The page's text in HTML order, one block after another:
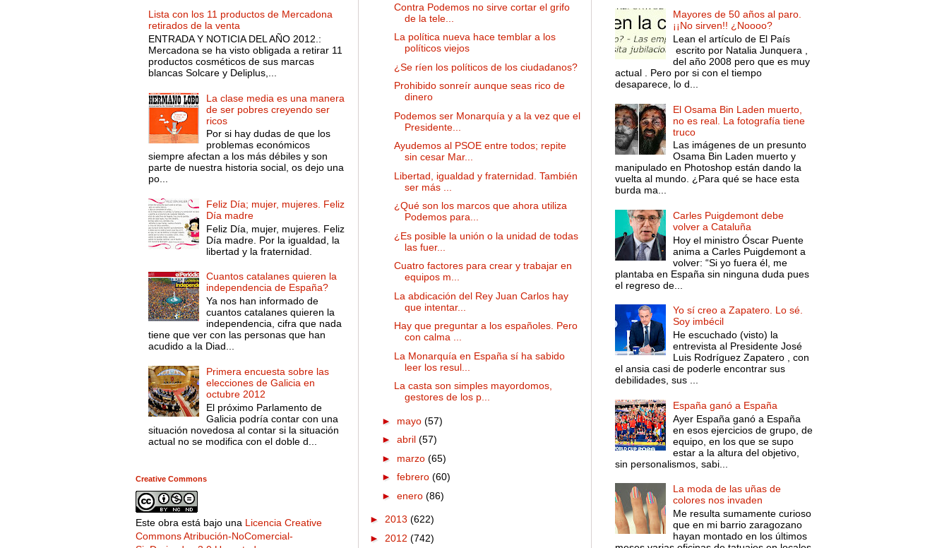
Lista con los 11 productos de Mercadona
retirados de la venta
ENTRADA Y NOTICIA DEL AÑO 2012.:
Mercadona se ha visto obligada a retirar 11
productos cosméticos de sus marcas
blancas Solcare y Deliplus,...
La clase media es una manera
de ser pobres creyendo ser
ricos
Por si hay dudas de que los
problemas económicos
siempre afectan a los más débiles y son
parte de nuestra historia social, os dejo una
po...
Feliz Día; mujer, mujeres. Feliz
Día madre
Feliz Día, mujer, mujeres. Feliz
Día madre. Por la igualdad, la
libertad y la fraternidad.
Cuantos catalanes quieren la
independencia de España?
Ya nos han informado de
cuantos catalanes quieren la
independencia, cifra que nada
tiene que ver con las personas que han
acudido a la Diad...
Primera encuesta sobre las
elecciones de Galicia en
octubre 2012
El próximo Parlamento de
Galicia podría contar con una
situación novedosa al contar si la situación
actual no se modifica con el doble d...
Creative Commons
Este obra está bajo una Licencia Creative
Commons Atribución-NoComercial-
Contra Podemos no sirve cortar el grifo
de la tele...
La política nueva hace temblar a los
políticos viejos
¿Se ríen los políticos de los ciudadanos?
Prohibido sonreír aunque seas rico de
dinero
Podemos ser Monarquía y a la vez que el
Presidente...
Ayudemos al PSOE entre todos; repite
sin cesar Mar...
Libertad, igualdad y fraternidad. También
ser más ...
¿Qué son los marcos que ahora utiliza
Podemos para...
¿Es posible la unión o la unidad de todas
las fuer...
Cuatro factores para crear y trabajar en
equipos m...
La abdicación del Rey Juan Carlos hay
que intentar...
Hay que preguntar a los españoles. Pero
con calma ...
La Monarquía en España sí ha sabido
leer los resul...
La casta son simples mayordomos,
gestores de los p...
► mayo (57)
► abril (57)
► marzo (65)
► febrero (60)
► enero (86)
► 2013 (622)
► 2012 (742)
Mayores de 50 años al paro.
¡¡No sirven!! ¿Noooo?
Lean el artículo de El País
escrito por Natalia Junquera ,
del año 2008 pero que es muy
actual . Pero por si con el tiempo
desaparece, lo d...
El Osama Bin Laden muerto,
no es real. La fotografía tiene
truco
Las imágenes de un presunto
Osama Bin Laden muerto y
manipulado en Photoshop están dando la
vuelta al mundo. ¿Para qué se hace esta
burda ma...
Carles Puigdemont debe
volver a Cataluña
Hoy el ministro Óscar Puente
anima a Carles Puigdemont a
volver: “Si yo fuera él, me
plantaba en España sin ninguna duda pues
el regreso de...
Yo sí creo a Zapatero. Lo sé.
Soy imbécil
He escuchado (visto) la
entrevista al Presidente José
Luis Rodríguez Zapatero , con
el ansia casi de poderle encontrar sus
debilidades, sus ...
España ganó a España
Ayer España ganó a España
en esos ejercicios de grupo, de
equipo, en los que se supo
estar a la altura del objetivo,
sin personalismos, sabi...
La moda de las uñas de
colores nos invaden
Me resulta sumamente curioso
que en mi barrio zaragozano
hayan montado en los últimos